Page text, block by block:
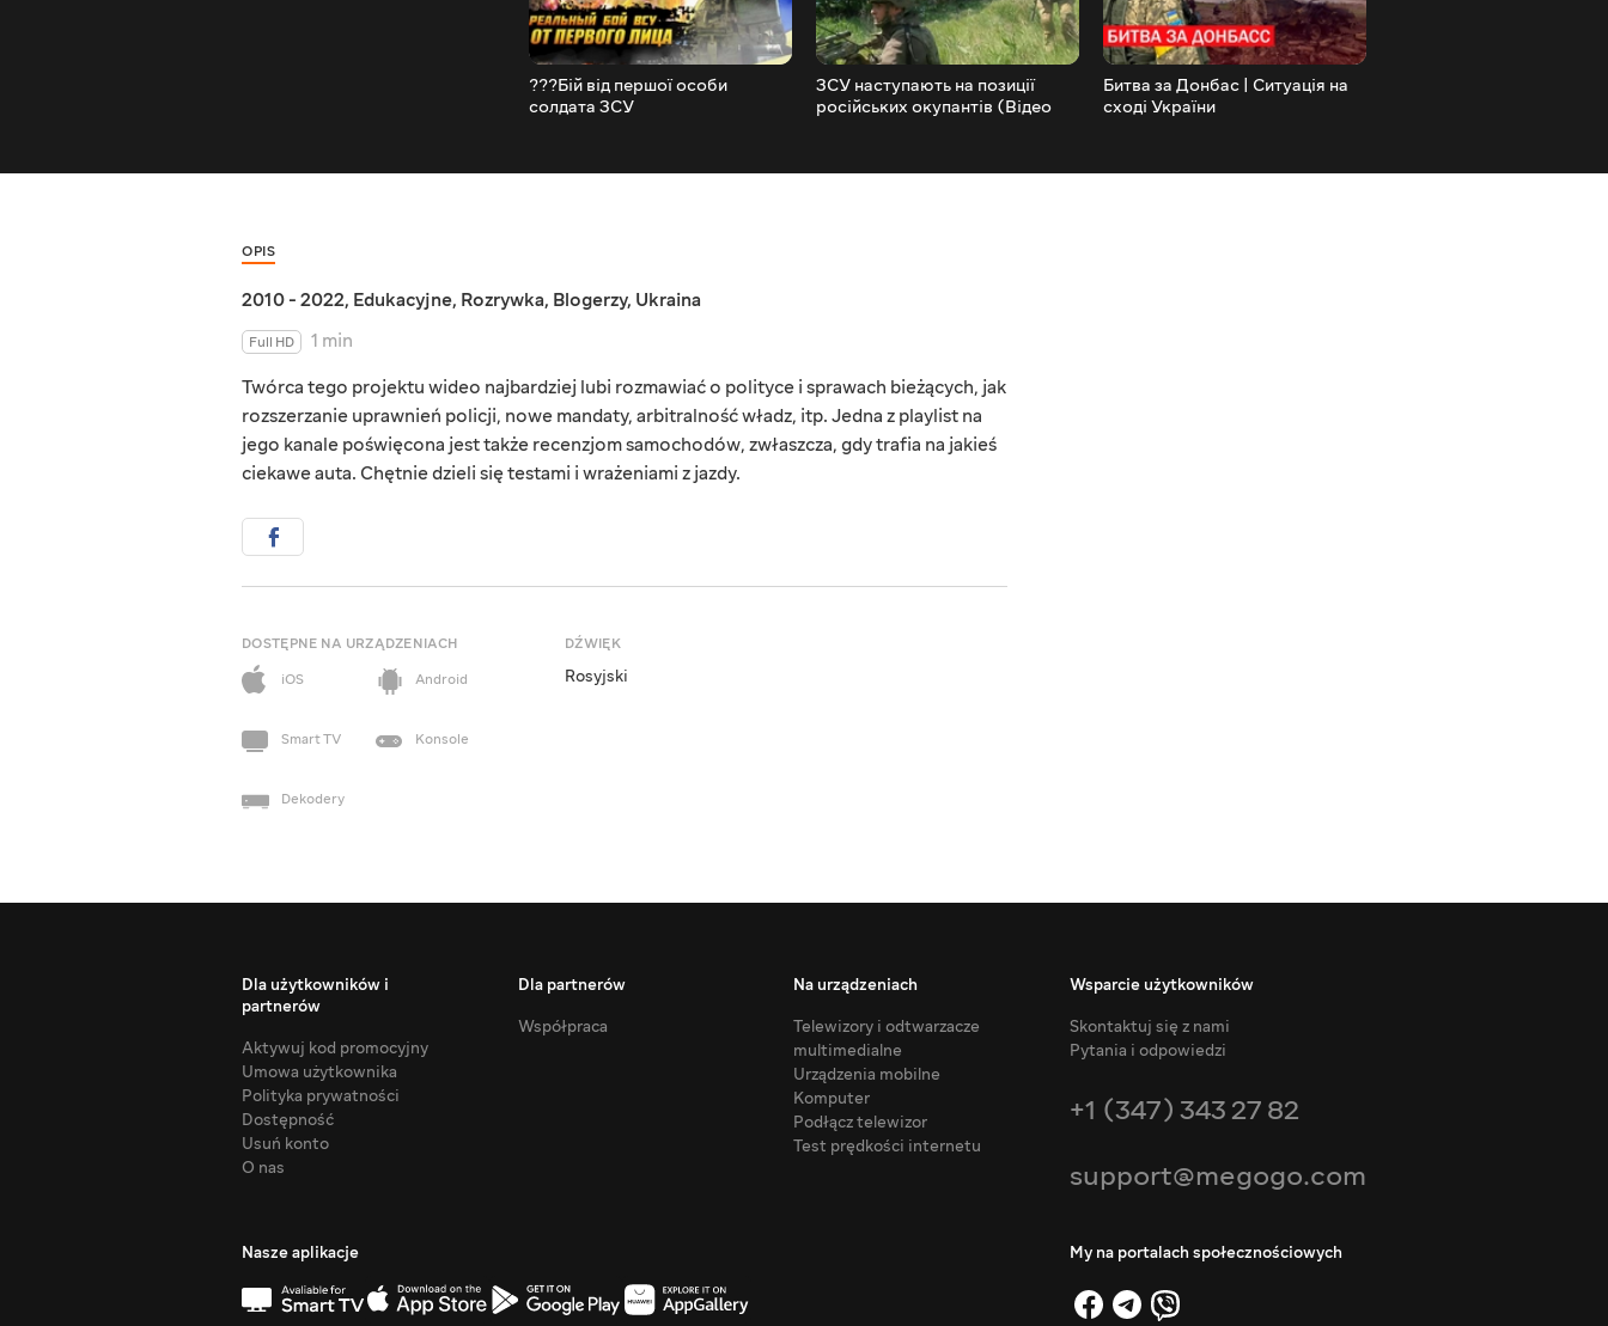
???Бій від першої особи
солдата ЗСУ
ЗСУ наступають на позиції
російських окупантів (Відео
Битва за Донбас | Ситуація на
сході України
OPIS
2010 - 2022, Edukacyjne, Rozrywka, Blogerzy, Ukraina
Full HD
1 min
Twórca tego projektu wideo najbardziej lubi rozmawiać o polityce i sprawach bieżących, jak
rozszerzanie uprawnień policji, nowe mandaty, arbitralność władz, itp. Jedna z playlist na
jego kanale poświęcona jest także recenzjom samochodów, zwłaszcza, gdy trafia na jakieś
ciekawe auta. Chętnie dzieli się testami i wrażeniami z jazdy.
DOSTĘPNE NA URZĄDZENIACH
iOS
Android
Smart TV Konsole
Dekodery
DŹWIĘK
Rosyjski
Dla użytkowników i
partnerów
Aktywuj kod promocyjny
Umowa użytkownika
Polityka prywatności
Dostępność
Usuń konto
O nas
Dla partnerów
Współpraca
Na urządzeniach
Telewizory i odtwarzacze
multimedialne
Urządzenia mobilne
Komputer
Podłącz telewizor
Test prędkości internetu
Wsparcie użytkowników
Skontaktuj się z nami
Pytania i odpowiedzi
+1 (347) 343 27 82
support@megogo.com
Nasze aplikacje My na portalach społecznościowych